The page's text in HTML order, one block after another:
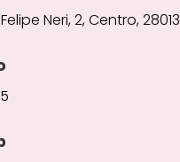
Neri, 2, Centro,